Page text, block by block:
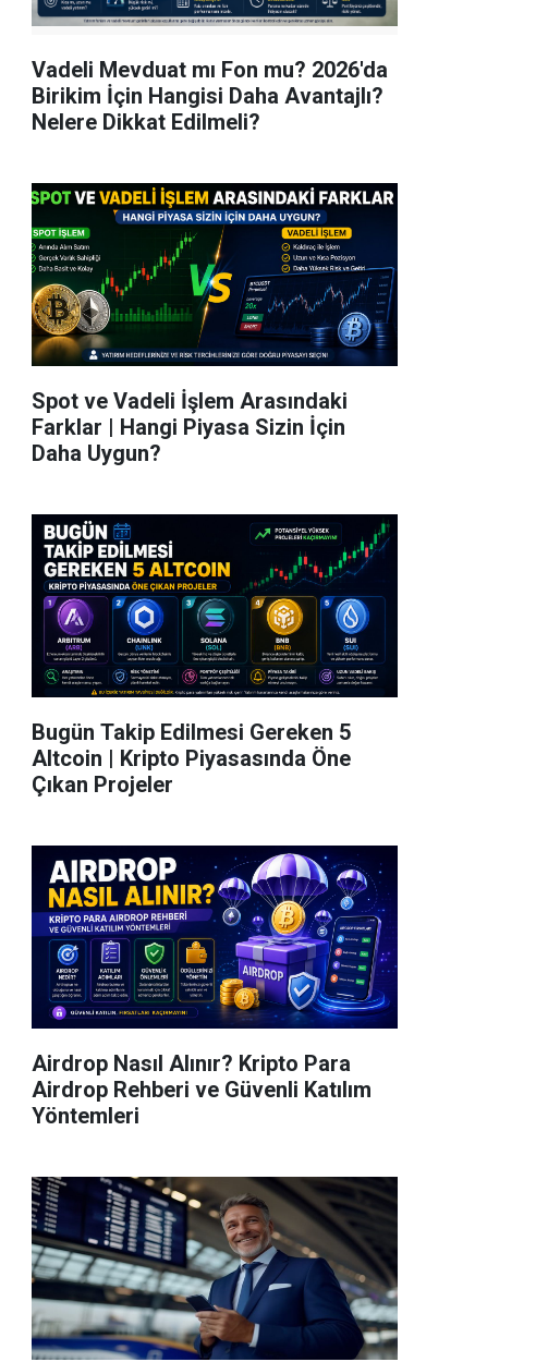
Vadeli Mevduat mı Fon mu? 2026'da
Birikim İçin Hangisi Daha Avantajlı?
Nelere Dikkat Edilmeli?
Spot ve Vadeli İşlem Arasındaki
Farklar | Hangi Piyasa Sizin İçin
Daha Uygun?
Bugün Takip Edilmesi Gereken 5
Altcoin | Kripto Piyasasında Öne
Çıkan Projeler
Airdrop Nasıl Alınır? Kripto Para
Airdrop Rehberi ve Güvenli Katılım
Yöntemleri